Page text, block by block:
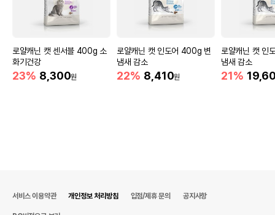
로얄캐닌 캣 센서블 400g 소
화기건강
23% 8,300원
로얄캐닌 캣 인도어 400g 변
냄새 감소
22% 8,410원
로얄캐닌 캣 인
냄새 감소
21%
서비스 이용약관 개인정보 처리방침 입점/제휴 문의 공지사항